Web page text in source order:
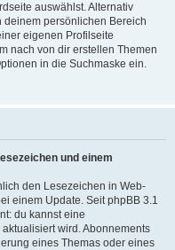
auswählst. Alternativ
deinem persönlichen Bereich
eigenen Profilseite
nach von dir erstellen Themen
in die Suchmaske ein.
und einem
den Lesezeichen in Web-
einem Update. Seit phpBB 3.1
du kannst eine
wird. Abonnements
eines Themas oder eines